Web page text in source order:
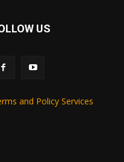
US
and Policy Services